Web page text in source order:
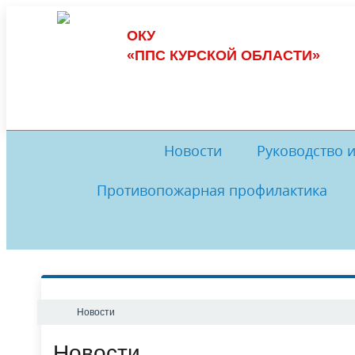
ОКУ
«ППС КУРСКОЙ ОБЛАСТИ»
Новости Руководство
Руководство
Обеспечение пожарной безопасности
Противопожарная профилактика
Новости